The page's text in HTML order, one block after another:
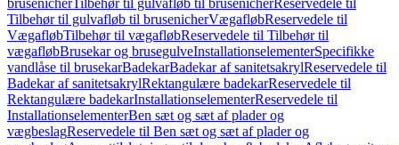
brusenicherTilbehør til gulvafløb til brusenicherReservedele til
Tilbehør til gulvafløb til brusenicherVægafløbReservedele til
VægafløbTilbehør til vægafløbReservedele til Tilbehør til
vægafløbBrusekar og brusegulveInstallationselementerSpecifikke
vandlåse til brusekarBadekarBadekar af sanitetsakrylReservedele til
Badekar af sanitetsakrylRektangulære badekarReservedele til
Rektangulære badekarInstallationselementerReservedele til
InstallationselementerBen sæt og sæt af plader og
vægbeslagReservedele til Ben sæt og sæt af plader og